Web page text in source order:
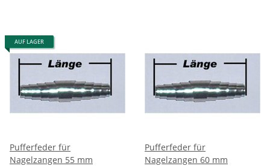
AUF LAGER
Pufferfeder für
Nagelzangen 55 mm
Pufferfeder für
Nagelzangen 60 mm